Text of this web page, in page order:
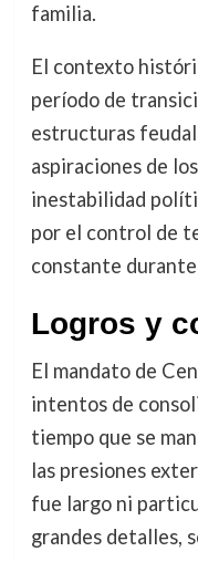
familia.
El contexto
período de
estructuras
aspiraciones de
inestabilidad
por el control de
constante
Logros y
El mandato de
intentos de
tiempo que se
las presiones
fue largo ni
grandes detalles,